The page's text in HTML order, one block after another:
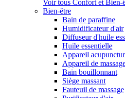
Voir tous Confort et Bien-
Bien-être
Bain de paraffine
Humidificateur d'air
Diffuseur d'huile
Huile essentielle
Appareil
Appareil de
Bain bouillonnant
Siège massant
Fauteuil de massage